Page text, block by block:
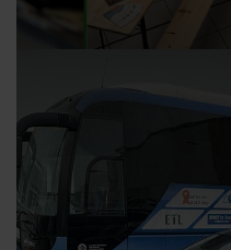
Automobiles